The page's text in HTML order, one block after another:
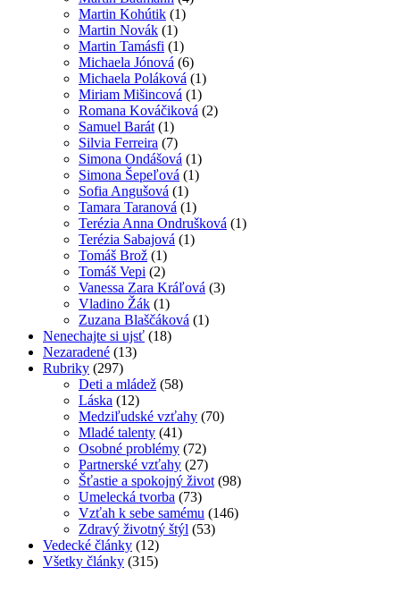
Martin Kohútik (1)
Martin Novák (1)
Martin Tamásfi (1)
Michaela Jónová (6)
Michaela Poláková (1)
Miriam Mišincová (1)
Romana Kováčiková (2)
Samuel Barát (1)
Silvia Ferreira (7)
Simona Ondášová (1)
Simona Šepeľová (1)
Sofia Angušová (1)
Tamara Taranová (1)
Terézia Anna Ondrušková (1)
Terézia Sabajová (1)
Tomáš Brož (1)
Tomáš Vepi (2)
Vanessa Zara Kráľová (3)
Vladino Žák (1)
Zuzana Blaščáková (1)
Nenechajte si ujsť (18)
Nezaradené (13)
Rubriky (297)
Deti a mládež (58)
Láska (12)
Medziľudské vzťahy (70)
Mladé talenty (41)
Osobné problémy (72)
Partnerské vzťahy (27)
Šťastie a spokojný život (98)
Umelecká tvorba (73)
Vzťah k sebe samému (146)
Zdravý životný štýl (53)
Vedecké články (12)
Všetky články (315)